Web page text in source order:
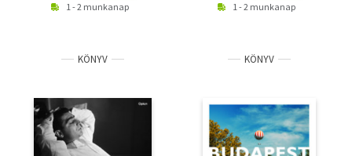
1 - 2 munkanap 1 - 2 munkanap
KÖNYV KÖNYV